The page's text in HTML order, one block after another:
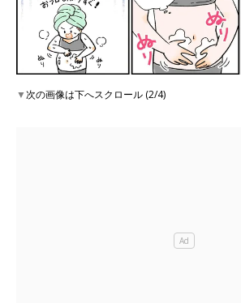
▼次の画像は下へスクロール (2/4)